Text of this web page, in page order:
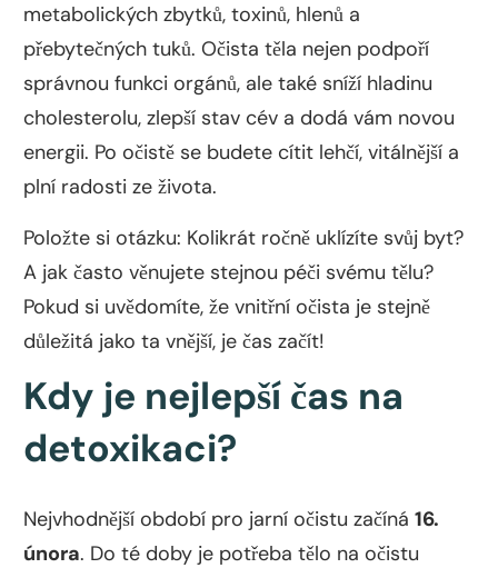
metabolických zbytků, toxinů, hlenů a
přebytečných tuků. Očista těla nejen podpoří
správnou funkci orgánů, ale také sníží hladinu
cholesterolu, zlepší stav cév a dodá vám novou
energii. Po očistě se budete cítit lehčí, vitálnější a
plní radosti ze života.
Položte si otázku: Kolikrát ročně uklízíte svůj byt?
A jak často věnujete stejnou péči svému tělu?
Pokud si uvědomíte, že vnitřní očista je stejně
důležitá jako ta vnější, je čas začít!
Kdy je nejlepší čas na
detoxikaci?
Nejvhodnější období pro jarní očistu začíná 16.
února. Do té doby je potřeba tělo na očistu